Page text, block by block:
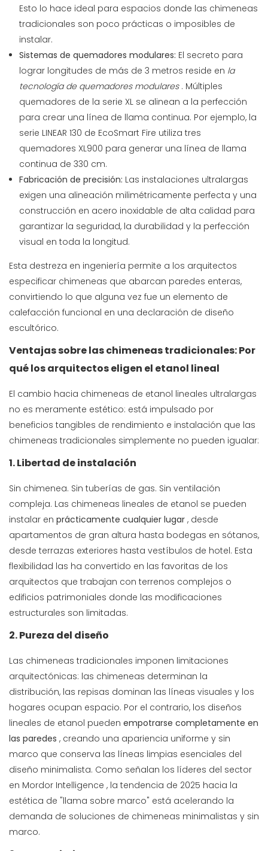
Esto lo hace ideal para espacios donde las chimeneas
tradicionales son poco prácticas o imposibles de
instalar.
Sistemas de quemadores modulares: El secreto para
lograr longitudes de más de 3 metros reside en la
tecnología de quemadores modulares. Múltiples
quemadores de la serie XL se alinean a la perfección
para crear una línea de llama continua. Por ejemplo, la
serie LINEAR 130 de EcoSmart Fire utiliza tres
quemadores XL900 para generar una línea de llama
continua de 330 cm.
Fabricación de precisión: Las instalaciones ultralargas
exigen una alineación milimétricamente perfecta y una
construcción en acero inoxidable de alta calidad para
garantizar la seguridad, la durabilidad y la perfección
visual en toda la longitud.
Esta destreza en ingeniería permite a los arquitectos
especificar chimeneas que abarcan paredes enteras,
convirtiendo lo que alguna vez fue un elemento de
calefacción funcional en una declaración de diseño
escultórico.
Ventajas sobre las chimeneas tradicionales: Por
qué los arquitectos eligen el etanol lineal
El cambio hacia chimeneas de etanol lineales ultralargas
no es meramente estético: está impulsado por
beneficios tangibles de rendimiento e instalación que las
chimeneas tradicionales simplemente no pueden igualar:
1. Libertad de instalación
Sin chimenea. Sin tuberías de gas. Sin ventilación
compleja. Las chimeneas lineales de etanol se pueden
instalar en prácticamente cualquier lugar , desde
apartamentos de gran altura hasta bodegas en sótanos,
desde terrazas exteriores hasta vestíbulos de hotel. Esta
flexibilidad las ha convertido en las favoritas de los
arquitectos que trabajan con terrenos complejos o
edificios patrimoniales donde las modificaciones
estructurales son limitadas.
2. Pureza del diseño
Las chimeneas tradicionales imponen limitaciones
arquitectónicas: las chimeneas determinan la
distribución, las repisas dominan las líneas visuales y los
hogares ocupan espacio. Por el contrario, los diseños
lineales de etanol pueden empotrarse completamente en
las paredes , creando una apariencia uniforme y sin
marco que conserva las líneas limpias esenciales del
diseño minimalista. Como señalan los líderes del sector
en Mordor Intelligence , la tendencia de 2025 hacia la
estética de "llama sobre marco" está acelerando la
demanda de soluciones de chimeneas minimalistas y sin
marco.